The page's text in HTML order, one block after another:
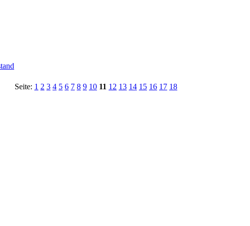
Seite: 1 2 3 4 5 6 7 8 9 10 11 12 13 14 15 16 17 18